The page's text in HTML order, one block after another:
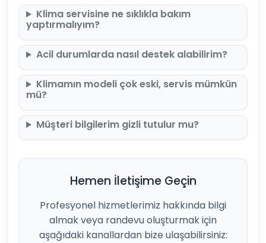
Klima servisine ne sıklıkla bakım
yaptırmalıyım?
Acil durumlarda nasıl destek alabilirim?
Klimamın modeli çok eski, servis mümkün
mü?
Müşteri bilgilerim gizli tutulur mu?
Hemen İletişime Geçin
Profesyonel hizmetlerimiz hakkında bilgi
almak veya randevu oluşturmak için
aşağıdaki kanallardan bize ulaşabilirsiniz: